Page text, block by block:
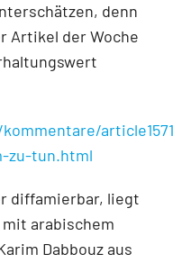
denn
Artikel der Woche
zu-tun.html
diffamierbar, liegt
mit arabischem
Dabbouz aus